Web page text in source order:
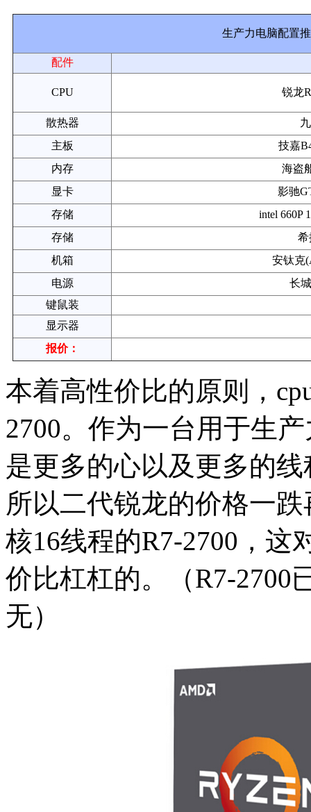
生产力电脑配置
配件
CPU 锐龙
散热器
主板
技嘉
内存
海盗
显卡
影驰
存储
intel 660P
存储
希
机箱
安钛克
电源
长
键鼠装
显示器
报价：
本着高性价比的原则，
2700。作为一台用于生
是更多的心以及更多的
所以二代锐龙的价格一
核16线程的R7-2700，这
价比杠杠的。（R7-2700
无）